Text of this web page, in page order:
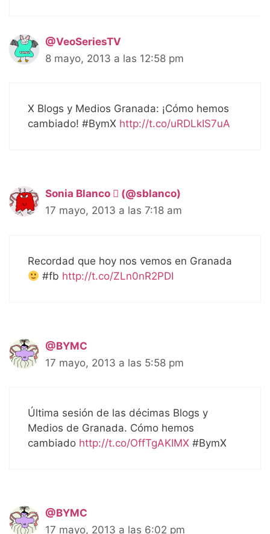
@VeoSeriesTV
8 mayo, 2013 a las 12:58 pm
X Blogs y Medios Granada: ¡Cómo hemos
cambiado! #BymX http://t.co/uRDLkIS7uA
Sonia Blanco  (@sblanco)
17 mayo, 2013 a las 7:18 am
Recordad que hoy nos vemos en Granada
#fb http://t.co/ZLn0nR2PDI
@BYMC
17 mayo, 2013 a las 5:58 pm
Última sesión de las décimas Blogs y
Medios de Granada. Cómo hemos
cambiado http://t.co/OffTgAKIMX #BymX
@BYMC
17 mayo, 2013 a las 6:02 pm